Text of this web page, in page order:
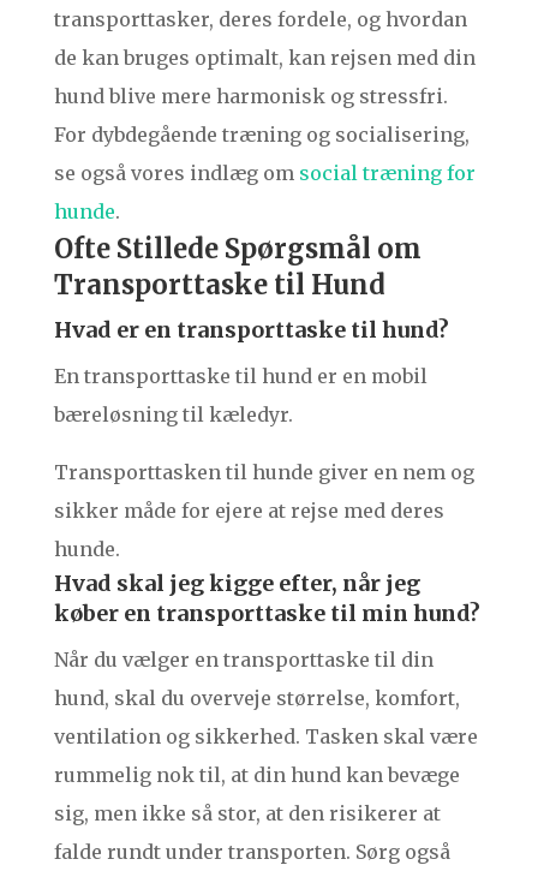
transporttasker, deres fordele, og hvordan
de kan bruges optimalt, kan rejsen med din
hund blive mere harmonisk og stressfri.
For dybdegående træning og socialisering,
se også vores indlæg om social træning for
hunde.
Ofte Stillede Spørgsmål om
Transporttaske til Hund
Hvad er en transporttaske til hund?
En transporttaske til hund er en mobil
bæreløsning til kæledyr.
Transporttasken til hunde giver en nem og
sikker måde for ejere at rejse med deres
hunde.
Hvad skal jeg kigge efter, når jeg
køber en transporttaske til min hund?
Når du vælger en transporttaske til din
hund, skal du overveje størrelse, komfort,
ventilation og sikkerhed. Tasken skal være
rummelig nok til, at din hund kan bevæge
sig, men ikke så stor, at den risikerer at
falde rundt under transporten. Sørg også